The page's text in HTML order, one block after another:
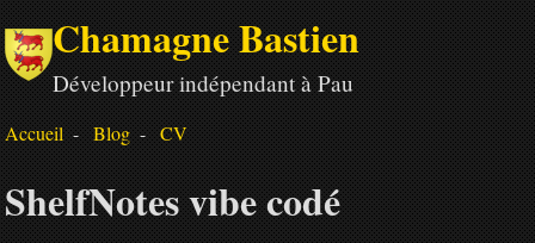
Chamagne Bastien
Développeur indépendant à Pau
Accueil Blog CV
ShelfNotes vibe codé